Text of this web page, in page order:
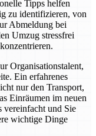
Tipps helfen
zu identifizieren, von
Abmeldung bei
Umzug stressfrei
Organisationstalent,
Ein erfahrenes
nur den Transport,
Einräumen im neuen
vereinfacht und Sie
wichtige Dinge